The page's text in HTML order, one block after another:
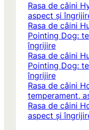
Rasa de câini
aspect și
Rasa de câini
Pointing Dog:
îngrijire
Rasa de câini
Pointing Dog:
îngrijire
Rasa de câini
temperament,
Rasa de câini
aspect și